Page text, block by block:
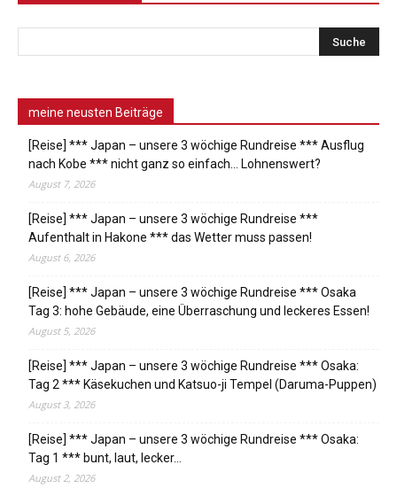
meine neusten Beiträge
[Reise] *** Japan – unsere 3 wöchige Rundreise *** Ausflug
nach Kobe *** nicht ganz so einfach… Lohnenswert?
August 7, 2026
[Reise] *** Japan – unsere 3 wöchige Rundreise ***
Aufenthalt in Hakone *** das Wetter muss passen!
August 6, 2026
[Reise] *** Japan – unsere 3 wöchige Rundreise *** Osaka
Tag 3: hohe Gebäude, eine Überraschung und leckeres Essen!
August 5, 2026
[Reise] *** Japan – unsere 3 wöchige Rundreise *** Osaka:
Tag 2 *** Käsekuchen und Katsuo-ji Tempel (Daruma-Puppen)
August 3, 2026
[Reise] *** Japan – unsere 3 wöchige Rundreise *** Osaka:
Tag 1 *** bunt, laut, lecker…
August 2, 2026